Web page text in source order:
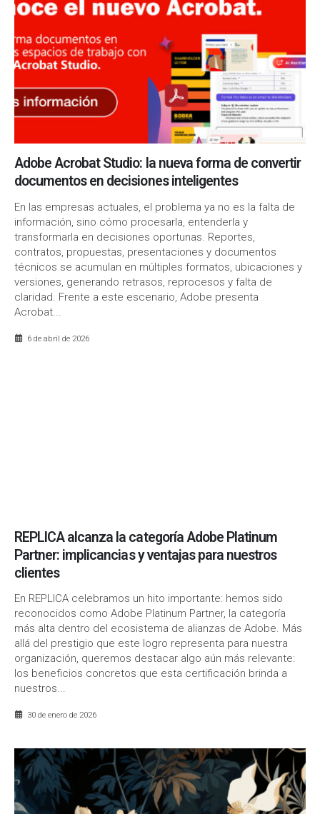
Adobe Acrobat Studio: la nueva forma de convertir
documentos en decisiones inteligentes
En las empresas actuales, el problema ya no es la falta de
información, sino cómo procesarla, entenderla y
transformarla en decisiones oportunas. Reportes,
contratos, propuestas, presentaciones y documentos
técnicos se acumulan en múltiples formatos, ubicaciones y
versiones, generando retrasos, reprocesos y falta de
claridad. Frente a este escenario, Adobe presenta
Acrobat...
6 de abril de 2026
REPLICA alcanza la categoría Adobe Platinum
Partner: implicancias y ventajas para nuestros
clientes
En REPLICA celebramos un hito importante: hemos sido
reconocidos como Adobe Platinum Partner, la categoría
más alta dentro del ecosistema de alianzas de Adobe. Más
allá del prestigio que este logro representa para nuestra
organización, queremos destacar algo aún más relevante:
los beneficios concretos que esta certificación brinda a
nuestros...
30 de enero de 2026